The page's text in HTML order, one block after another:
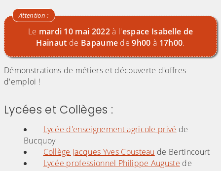
Le mardi 10 mai 2022à l'espace Isabelle de
Hainaut de Bapaume de9h00 à 17h00.
Démonstrations de métiers et découverte d'offres
d'emploi !
Lycées et Collèges :
Lycée d'enseignement agricole privé de
Bucquoy
Collège Jacques Yves Cousteau de Bertincourt
Lycée professionnel Philippe Auguste de